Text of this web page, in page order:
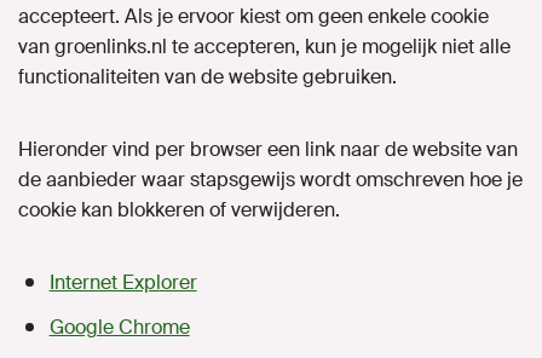
accepteert. Als je ervoor kiest om geen enkele cookie
van groenlinks.nl te accepteren, kun je mogelijk niet alle
functionaliteiten van de website gebruiken.
Hieronder vind per browser een link naar de website van
de aanbieder waar stapsgewijs wordt omschreven hoe je
cookie kan blokkeren of verwijderen.
Internet Explorer
Google Chrome